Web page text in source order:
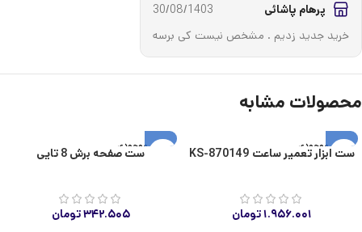
پرهام پاشائی
30/08/1403
خرید جدید زدیم . مشخص نیست کی برسه
محصولات مشابه
اتمام موجودی
ست ابزار تعمیر ساعت KS-870149
۱.۹۵۶.۰۰۱تومان
اتمام موجودی
ست صفحه برش 8 تایی
۳۴۲.۵۰۵تومان